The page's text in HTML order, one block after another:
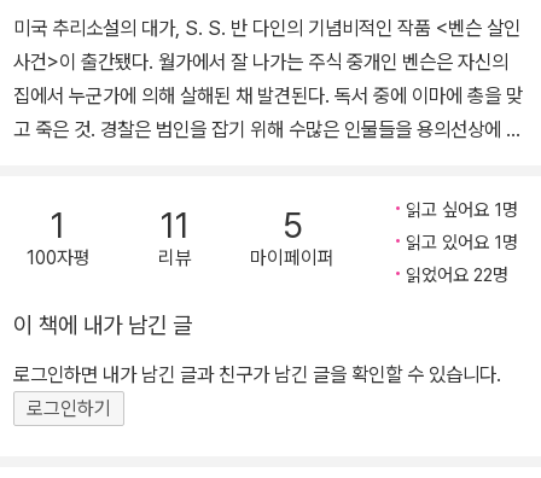
도 높은 작품이라고 할 수 있다. 「마더 구스의 노래」라고 하는 전래 동
요 가사를 따라 연쇄 살인 사건이 일어난다는 내용을 담고 있다. 그 밖
의 주요 작품으로 『딱정벌레 살인 사건The Scarab Murder Cas
e』, 『가을 살인 사건The Autumn Murder Case』, 『개집 살인 사건
살인 사건The Garden Murder Case』, 『납치 살인 사건The Kidn
ap Murder Case』, 『그레이시 앨런 살인 사건The Gracie Allen M
urder Case』 등이 있고, 유작으로 『겨울 살인 사건The Winter Mu
rder Case』이 있다.
미국 추리소설의 대가, S. S. 반 다인의 기념비적인 작품 <벤슨 살인
사건>이 출간됐다. 월가에서 잘 나가는 주식 중개인 벤슨은 자신의
집에서 누군가에 의해 살해된 채 발견된다. 독서 중에 이마에 총을 맞
고 죽은 것. 경찰은 범인을 잡기 위해 수많은 인물들을 용의선상에 올
수사 방향이 잘못 되었다고 판단하곤 직접 범인을 찾기 위해 사건 현
장을 샅샅이 조사하기 시작하는데…. 명탐점 셜록 홈즈에 비견할
만큼 폭발적인 인기를 얻은 인기 탐정 필로 밴스 시리즈. <벤슨 살인
세히 묘사하고 있다. 그는 부유한 미술 감정가이자 지방 검사를 돕는
아마추어 탐정이다. 작가의 식견을 그대로 반영한 필로 밴스는 모든
분야에 통달한 만물박사로 그려진다. 거의 완벽한 추리소설로, S. S.
반 다인의 대표작이다.
1
100자평
11
리뷰
5
마이페이퍼
읽고 싶어요 1명
읽고 있어요 1명
읽었어요 22명
이 책에 내가 남긴 글
로그인하면 내가 남긴 글과 친구가 남긴 글을 확인할 수 있습니다.
로그인하기